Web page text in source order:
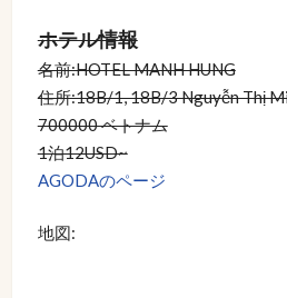
ホテル情報
名前:HOTEL MANH HUNG
住所:18B/1, 18B/3 Nguyễn Thị
700000 ベトナム
1泊12USD~
AGODAのページ
地図: